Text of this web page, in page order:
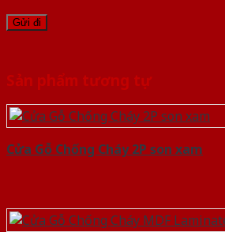
Sản phẩm tương tự
Cửa Gỗ Chống Cháy 2P son xam